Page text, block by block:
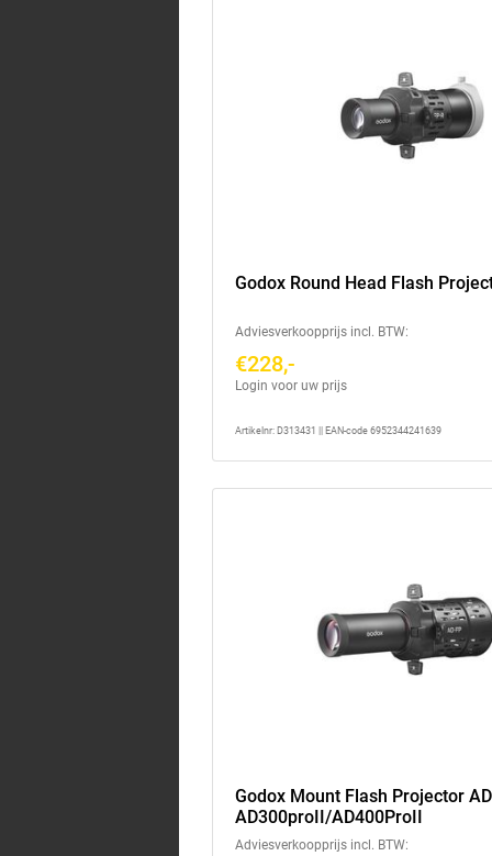
Godox Round Head Flash
Adviesverkoopprijs incl. BTW:
€228,-
Login voor uw prijs
Artikelnr: D313431 || EAN-code 6952344241639
Godox Mount Flash Projector
AD300proII/AD400ProII
Adviesverkoopprijs incl. BTW: